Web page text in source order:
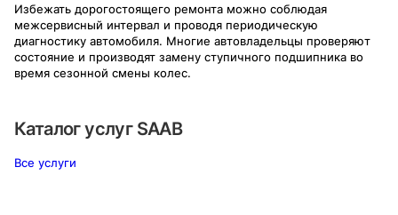
Избежать дорогостоящего ремонта можно соблюдая
межсервисный интервал и проводя периодическую
диагностику автомобиля. Многие автовладельцы проверяют
состояние и производят замену ступичного подшипника во
время сезонной смены колес.
Каталог услуг SAAB
Все услуги